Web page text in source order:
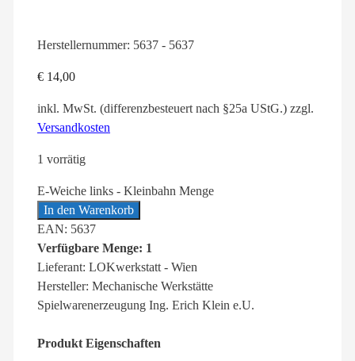
Herstellernummer: 5637 - 5637
€ 14,00
inkl. MwSt. (differenzbesteuert nach §25a UStG.) zzgl.
Versandkosten
1 vorrätig
E-Weiche links - Kleinbahn Menge
In den Warenkorb
EAN: 5637
Verfügbare Menge: 1
Lieferant: LOKwerkstatt - Wien
Hersteller: Mechanische Werkstätte
Spielwarenerzeugung Ing. Erich Klein e.U.
Produkt Eigenschaften